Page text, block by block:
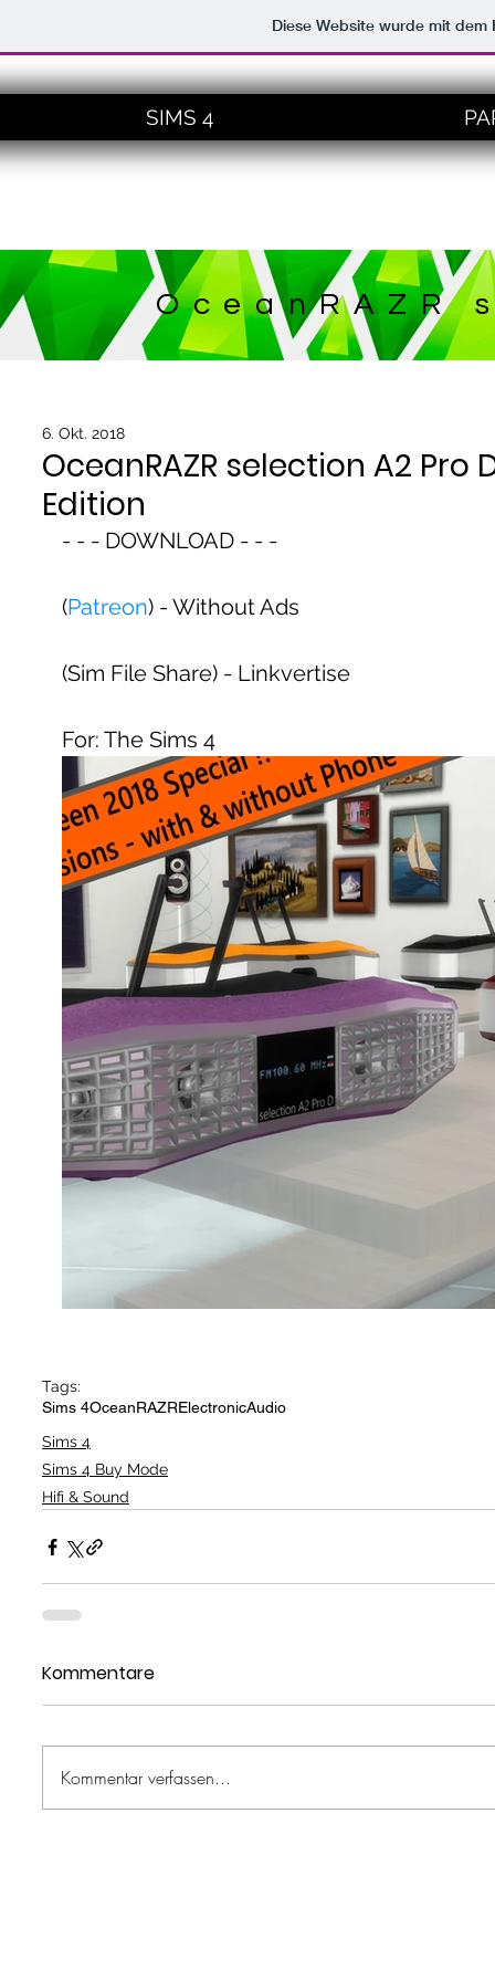
Diese Website wurde mit
SIMS 4
OceanRAZR selection A2 Pro
Edition
6. Okt. 2018
- - - DOWNLOAD - - -
(Patreon) - Without Ads
(Sim File Share) - Linkvertise
For: The Sims 4
Tags:
Sims 4OceanRAZRElectronicAudio
Sims 4
Sims 4 Buy Mode
Hifi & Sound
Kommentare
Kommentar verfassen...